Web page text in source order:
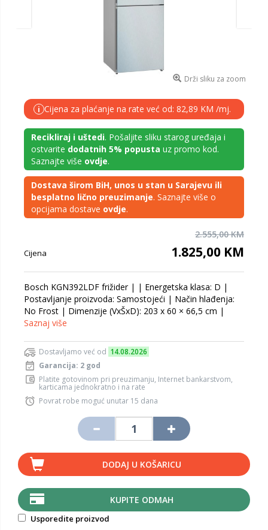
Drži sliku za zoom
i Cijena za plaćanje na rate već od: 82,89 KM /mj.
Recikliraj i uštedi. Pošaljite sliku starog uređaja i
ostvarite dodatnih 5% popusta uz promo kod.
Saznajte više ovdje.
Dostava širom BiH, unos u stan u Sarajevu ili
besplatno lično preuzimanje. Saznajte više o
opcijama dostave ovdje.
2.555,00 KM
Cijena 1.825,00 KM
Bosch KGN392LDF frižider | | Energetska klasa: D |
Postavljanje proizvoda: Samostojeći | Način hlađenja:
No Frost | Dimenzije (VxŠxD): 203 x 60 × 66,5 cm |
Saznaj više
Dostavljamo već od 14.08.2026
Garancija: 2 god
Platite gotovinom pri preuzimanju, Internet bankarstvom,
karticama jednokratno i na rate
Povrat robe moguć unutar 15 dana
DODAJ U KOŠARICU
KUPITE ODMAH
Usporedite proizvod